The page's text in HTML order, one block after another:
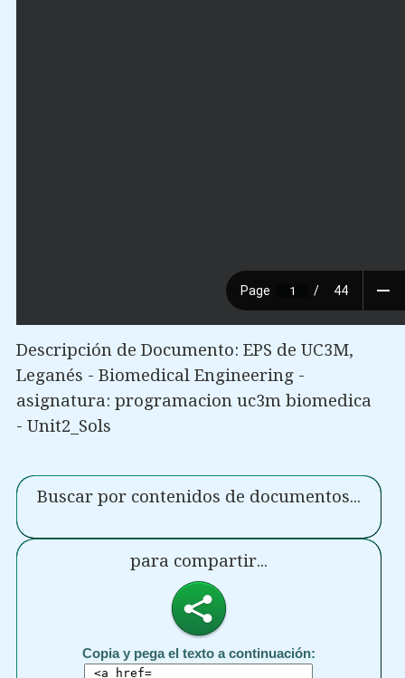
Descripción de Documento: EPS de UC3M,
Leganés - Biomedical Engineering -
asignatura: programacion uc3m biomedica
- Unit2_Sols
Buscar por contenidos de documentos...
para compartir...
Copia y pega el texto a continuación: